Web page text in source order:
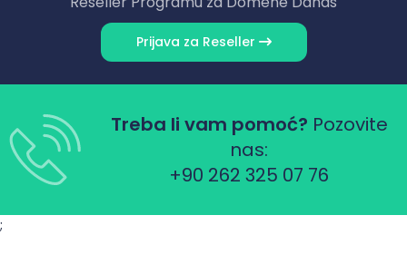
Prijava za Reseller
Treba li vam pomoć? Pozovite
nas:
+90 262 325 07 76
;